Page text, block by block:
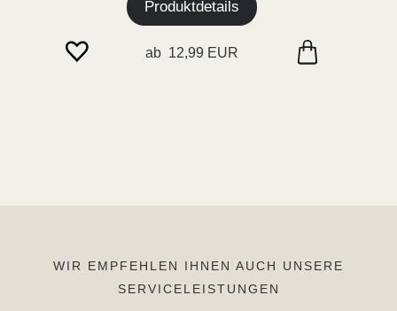
Produktdetails
ab 12,99 EUR
WIR EMPFEHLEN IHNEN AUCH UNSERE
SERVICELEISTUNGEN